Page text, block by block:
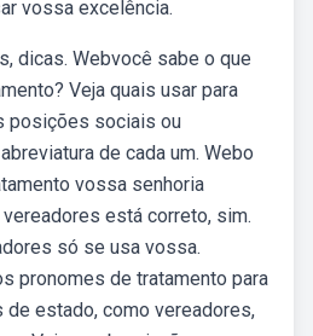
vossa excelência.
dicas. Webvocê sabe o que
Veja quais usar para
posições sociais ou
de cada um. Webo
vossa senhoria
vereadores está correto, sim.
só se usa vossa.
pronomes de tratamento para
estado, como vereadores,